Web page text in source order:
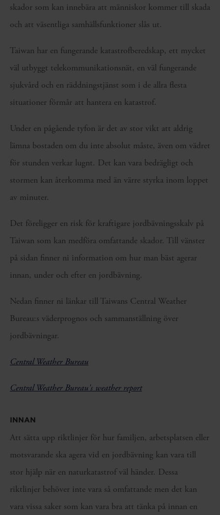
skador som kan innebära att människor kommer till skada
och att väsentliga samhällsfunktioner slås ut.
Taiwan har en fungerande katastrofberedskap, ett mycket
väl utbyggt telekommunikationsnät, en väl fungerande
sjukvård och en räddningstjänst som i de allra flesta
situationer förmår att hantera en katastrof.
Under en pågående tyfon är det av stor vikt att aldrig
lämna bostaden om du inte absolut måste, även om vädret
för stunden verkar lugnt. Det kan vara bedrägligt och
stormen kan återkomma med än värre styrka inom loppet
av minuter.
Det föreligger en risk för kraftigare jordbävningsskalv på
Taiwan som kan medföra omfattande skador. Till vänster
på sidan finner ni information om hur man bäst agerar
innan, under och efter en jordbävning.
Nedan finner ni länkar till Taiwans Central Weather
Bureau:s väderprognos och sammanställning över
jordbävningar.
Central Weather Bureau
Central Weather Bureau's weather report
INNAN
Att sätta upp riktlinjer för hur familjen, arbetsplatsen eller
motsvarande ska agera vid en jordbävning kan vara till
stor hjälp när en naturkatastrof väl händer. Dessa
riktlinjer behöver inte vara så omfattande men det kan
vara vissa saker som kan vara bra att tänka på innan en